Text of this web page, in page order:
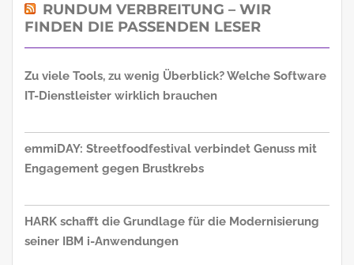
RUNDUM VERBREITUNG – WIR
FINDEN DIE PASSENDEN LESER
Zu viele Tools, zu wenig Überblick? Welche Software
IT-Dienstleister wirklich brauchen
emmiDAY: Streetfoodfestival verbindet Genuss mit
Engagement gegen Brustkrebs
HARK schafft die Grundlage für die Modernisierung
seiner IBM i-Anwendungen